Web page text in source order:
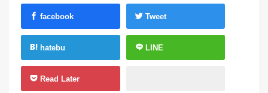
facebook Tweet
hatebu LINE
Read Later